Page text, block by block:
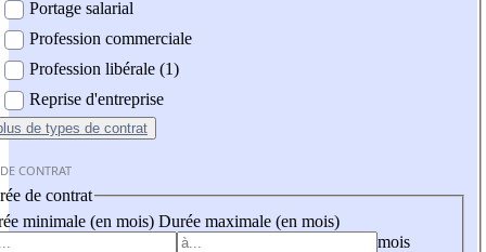
Portage salarial
Profession commerciale
Profession libérale (1)
Reprise d'entreprise
de types de contrat
CONTRAT
de contrat
minimale (en mois) Durée maximale (en mois)
mois